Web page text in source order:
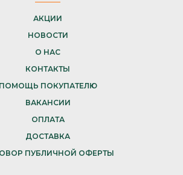
АКЦИИ
НОВОСТИ
О НАС
КОНТАКТЫ
ПОМОЩЬ ПОКУПАТЕЛЮ
ВАКАНСИИ
ОПЛАТА
ДОСТАВКА
ПУБЛИЧНОЙ ОФЕРТЫ